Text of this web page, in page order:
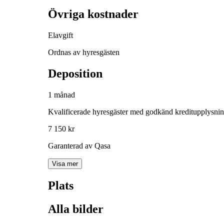
Övriga kostnader
Elavgift
Ordnas av hyresgästen
Deposition
1 månad
Kvalificerade hyresgäster med godkänd
7 150 kr
Garanterad av Qasa
Visa mer
Plats
Alla bilder